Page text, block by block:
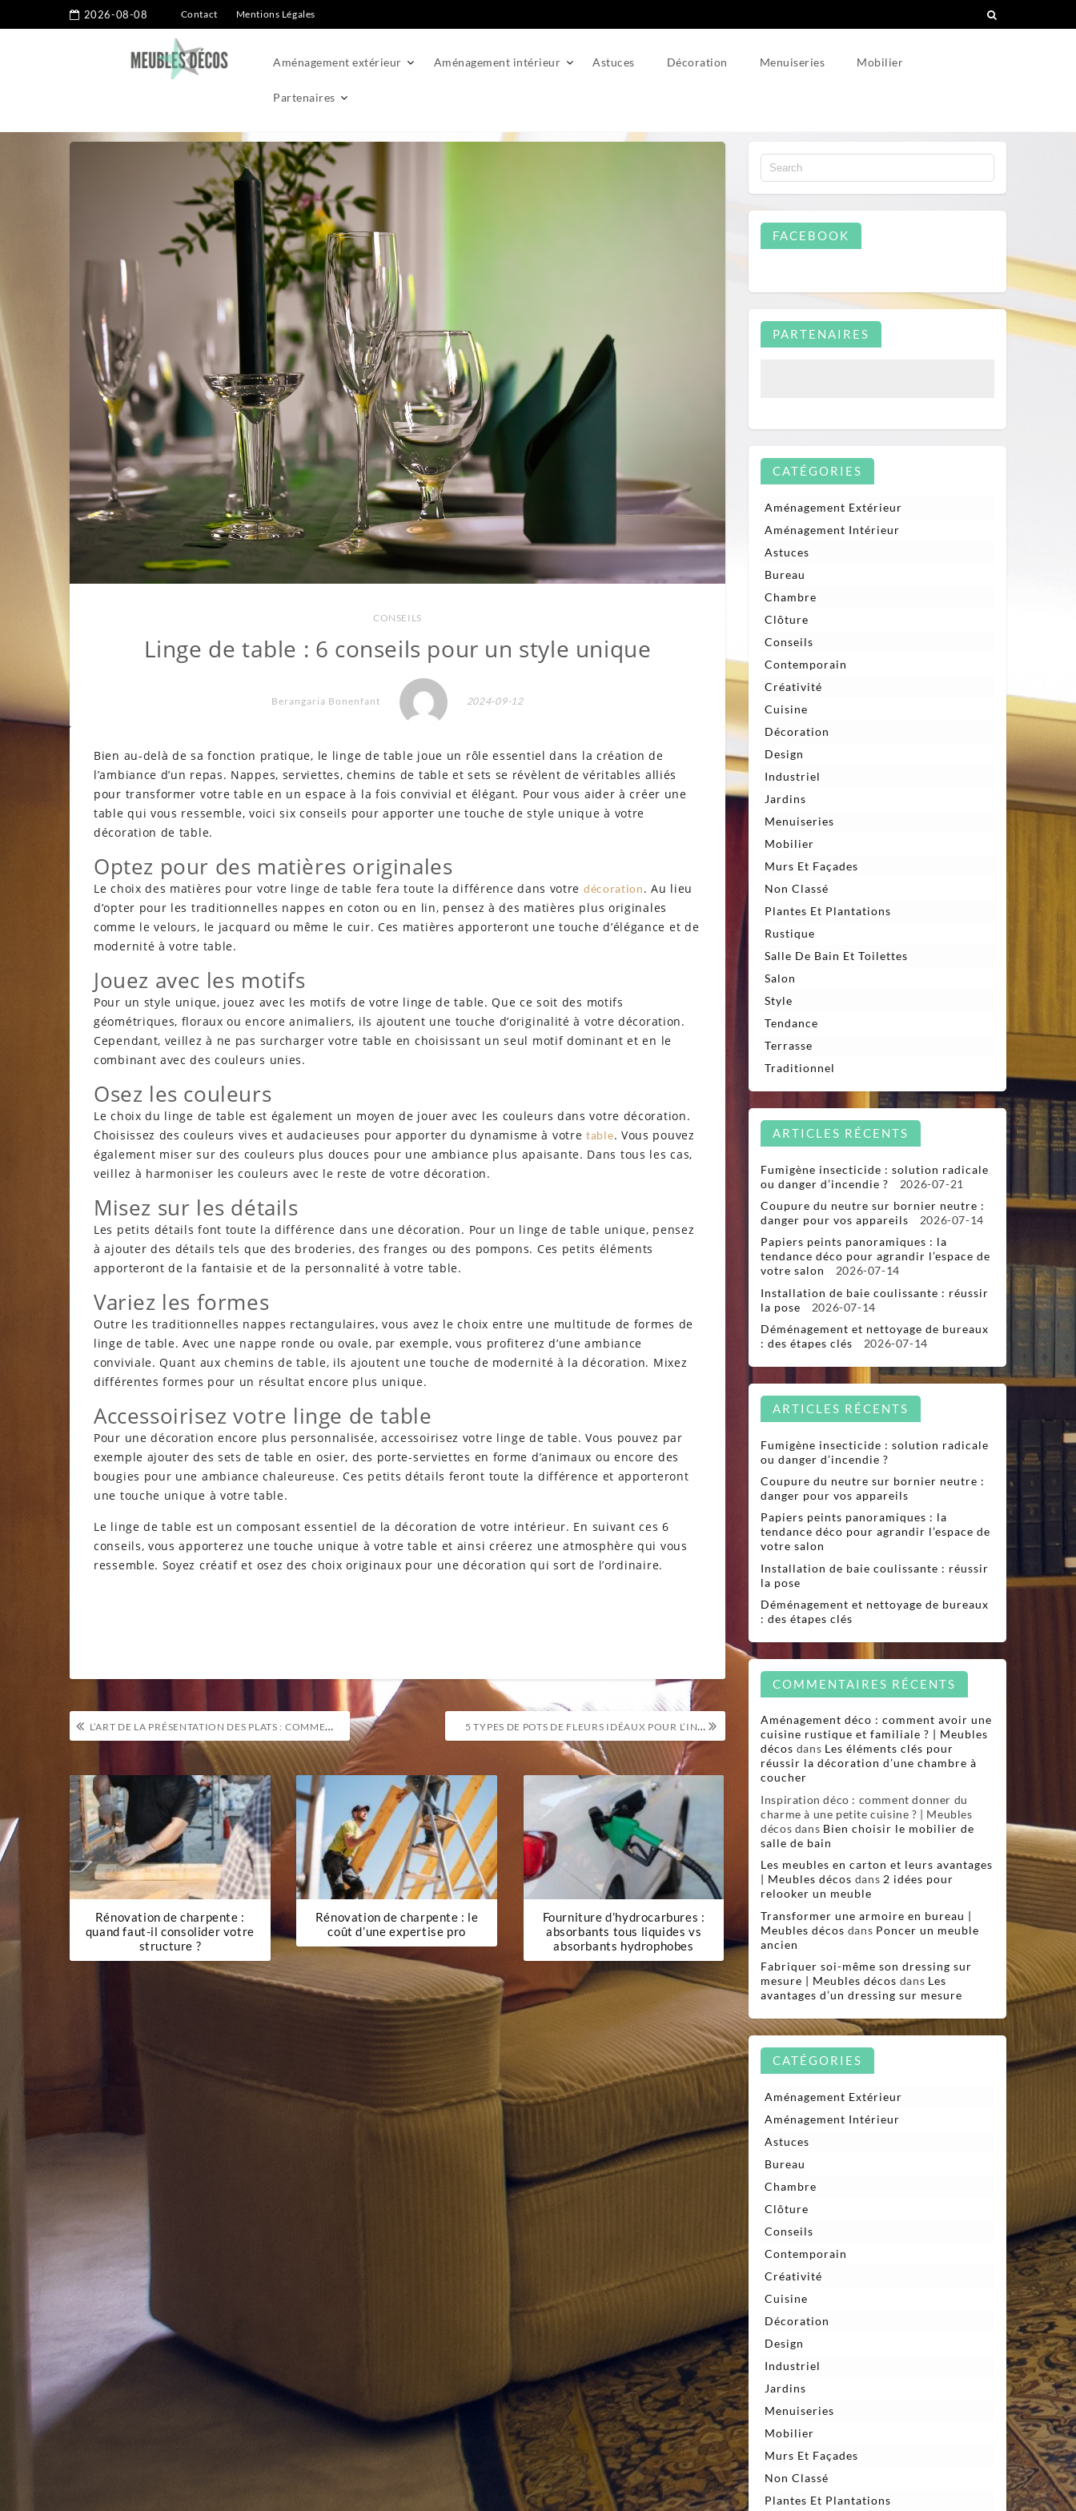
2026-08-08 Contact Mentions Légales
Aménagement extérieur Aménagement intérieur Astuces Décoration Menuiseries Mobilier
Partenaires
CONSEILS
Linge de table : 6 conseils pour un style unique
Berangaria Bonenfant 2024-09-12
Bien au-delà de sa fonction pratique, le linge de table joue un rôle essentiel dans la création de
l’ambiance d’un repas. Nappes, serviettes, chemins de table et sets se révèlent de véritables alliés
pour transformer votre table en un espace à la fois convivial et élégant. Pour vous aider à créer une
table qui vous ressemble, voici six conseils pour apporter une touche de style unique à votre
décoration de table.
Optez pour des matières originales
Le choix des matières pour votre linge de table fera toute la différence dans votre décoration. Au lieu
d’opter pour les traditionnelles nappes en coton ou en lin, pensez à des matières plus originales
comme le velours, le jacquard ou même le cuir. Ces matières apporteront une touche d’élégance et de
modernité à votre table.
Jouez avec les motifs
Pour un style unique, jouez avec les motifs de votre linge de table. Que ce soit des motifs
géométriques, floraux ou encore animaliers, ils ajoutent une touche d’originalité à votre décoration.
Cependant, veillez à ne pas surcharger votre table en choisissant un seul motif dominant et en le
combinant avec des couleurs unies.
Osez les couleurs
Le choix du linge de table est également un moyen de jouer avec les couleurs dans votre décoration.
Choisissez des couleurs vives et audacieuses pour apporter du dynamisme à votretable. Vous pouvez
également miser sur des couleurs plus douces pour une ambiance plus apaisante. Dans tous les cas,
veillez à harmoniser les couleurs avec le reste de votre décoration.
Misez sur les détails
Les petits détails font toute la différence dans une décoration. Pour un linge de table unique, pensez
à ajouter des détails tels que des broderies, des franges ou des pompons. Ces petits éléments
apporteront de la fantaisie et de la personnalité à votre table.
Variez les formes
Outre les traditionnelles nappes rectangulaires, vous avez le choix entre une multitude de formes de
linge de table. Avec une nappe ronde ou ovale, par exemple, vous profiterez d’une ambiance
conviviale. Quant aux chemins de table, ils ajoutent une touche de modernité à la décoration. Mixez
différentes formes pour un résultat encore plus unique.
Accessoirisez votre linge de table
Pour une décoration encore plus personnalisée, accessoirisez votre linge de table. Vous pouvez par
exemple ajouter des sets de table en osier, des porte-serviettes en forme d’animaux ou encore des
bougies pour une ambiance chaleureuse. Ces petits détails feront toute la différence et apporteront
une touche unique à votre table.
Le linge de table est un composant essentiel de la décoration de votre intérieur. En suivant ces 6
conseils, vous apporterez une touche unique à votre table et ainsi créerez une atmosphère qui vous
ressemble. Soyez créatif et osez des choix originaux pour une décoration qui sort de l’ordinaire.
Navigation
de
l’article
L’ART DE LA PRÉSENTATION DES PLATS : COMMENT SUBLIMER VOS CRÉATIONS CULINAIRES ? 5 TYPES DE POTS DE FLEURS IDÉAUX POUR L’INTÉRIEUR
Rénovation de charpente :
quand faut-il consolider votre
structure ?
Rénovation de charpente : le
coût d’une expertise pro
Fourniture d’hydrocarbures :
absorbants tous liquides vs
absorbants hydrophobes
FACEBOOK
PARTENAIRES
CATÉGORIES
Aménagement Extérieur
Aménagement Intérieur
Astuces
Bureau
Chambre
Clôture
Conseils
Contemporain
Créativité
Cuisine
Décoration
Design
Industriel
Jardins
Menuiseries
Mobilier
Murs Et Façades
Non Classé
Plantes Et Plantations
Rustique
Salle De Bain Et Toilettes
Salon
Style
Tendance
Terrasse
Traditionnel
ARTICLES RÉCENTS
Fumigène insecticide : solution radicale
ou danger d’incendie ?
2026-07-21
Coupure du neutre sur bornier neutre :
danger pour vos appareils
2026-07-14
Papiers peints panoramiques : la
tendance déco pour agrandir l’espace de
votre salon
2026-07-14
Installation de baie coulissante : réussir
la pose
2026-07-14
Déménagement et nettoyage de bureaux
: des étapes clés
2026-07-14
ARTICLES RÉCENTS
Fumigène insecticide : solution radicale
ou danger d’incendie ?
Coupure du neutre sur bornier neutre :
danger pour vos appareils
Papiers peints panoramiques : la
tendance déco pour agrandir l’espace de
votre salon
Installation de baie coulissante : réussir
la pose
Déménagement et nettoyage de bureaux
: des étapes clés
COMMENTAIRES RÉCENTS
Aménagement déco : comment avoir une
cuisine rustique et familiale ? | Meubles
décos dans Les éléments clés pour
réussir la décoration d’une chambre à
coucher
Inspiration déco : comment donner du
charme à une petite cuisine ? | Meubles
décos dans Bien choisir le mobilier de
salle de bain
Les meubles en carton et leurs avantages
| Meubles décos dans 2 idées pour
relooker un meuble
Transformer une armoire en bureau |
Meubles décos dans Poncer un meuble
ancien
Fabriquer soi-même son dressing sur
mesure | Meubles décos dans Les
avantages d’un dressing sur mesure
CATÉGORIES
Aménagement Extérieur
Aménagement Intérieur
Astuces
Bureau
Chambre
Clôture
Conseils
Contemporain
Créativité
Cuisine
Décoration
Design
Industriel
Jardins
Menuiseries
Mobilier
Murs Et Façades
Non Classé
Plantes Et Plantations